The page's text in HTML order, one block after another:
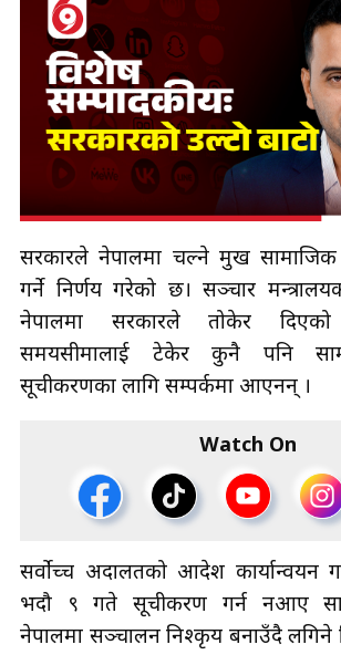
सरकारले नेपालमा चल्ने प्रमुख
गर्ने निर्णय गरेको छ। सञ्चार
नेपालमा सरकारले तोकेर
समयसीमालाई टेकेर कुनै पनि
सूचीकरणका लागि सम्पर्कमा आएनन् ।
Watch On
सर्वोच्च अदालतको आदेश कार्यान्वयन
भदौ ९ गते सूचीकरण गर्न नआए
नेपालमा सञ्चालन निश्कृय बनाउँदै लगिने